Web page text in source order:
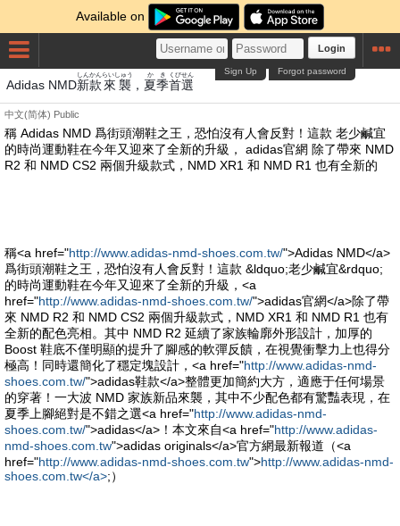
Available on
Login
Forgot password
Sign Up
Adidas NMD新
しん
款
かん
來襲
らいしゅう
， 夏季
かき
首
くび
選
せん
中文(简体) Public
稱 Adidas NMD 爲街頭潮鞋之王，恐怕沒有人會反對！這款 老少鹹宜
的時尚運動鞋在今年又迎來了全新的升級， adidas官網 除了帶來 NMD
R2 和 NMD CS2 兩個升級款式，NMD XR1 和 NMD R1 也有全新的
稱<a href="http://www.adidas-nmd-shoes.com.tw/">Adidas NMD</a>
爲街頭潮鞋之王，恐怕沒有人會反對！這款 &ldquo;老少鹹宜&rdquo;
的時尚運動鞋在今年又迎來了全新的升級，<a
href="http://www.adidas-nmd-shoes.com.tw/">adidas官網</a>除了帶
來 NMD R2 和 NMD CS2 兩個升級款式，NMD XR1 和 NMD R1 也有
全新的配色亮相。其中 NMD R2 延續了家族輪廓外形設計，加厚的
Boost 鞋底不僅明顯的提升了腳感的軟彈反饋，在視覺衝擊力上也得分
極高！同時還簡化了穩定塊設計，<a href="http://www.adidas-nmd-
shoes.com.tw/">adidas鞋款</a>整體更加簡約大方，適應于任何場景
的穿著！一大波 NMD 家族新品來襲，其中不少配色都有驚豔表現，在
夏季上腳絕對是不錯之選<a href="http://www.adidas-nmd-
shoes.com.tw/">adidas</a>！本文來自<a href="http://www.adidas-
nmd-shoes.com.tw">adidas originals</a>官方網最新報道（<a
href="http://www.adidas-nmd-shoes.com.tw">http://www.adidas-nmd-
shoes.com.tw</a>;）